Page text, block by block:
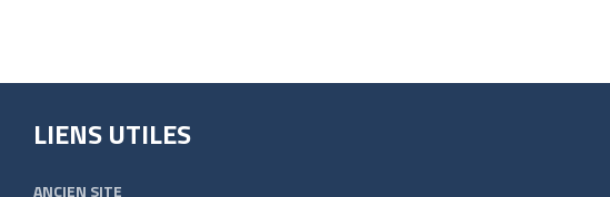
LIENS UTILES
ANCIEN SITE